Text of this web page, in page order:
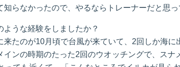
知らなかったので、やるならトレーナーだと思っ
ような経験をしましたか？
来たのが10月頃で台風が来ていて、2回しか海に
インの時期のたった2回のウオッチングで、スナ